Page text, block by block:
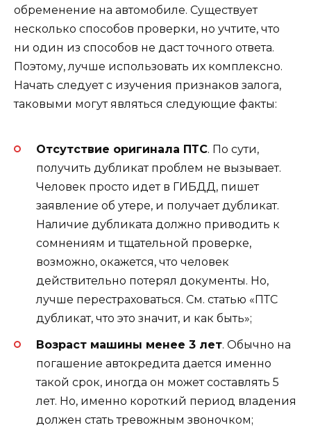
обременение на автомобиле. Существует
несколько способов проверки, но учтите, что
ни один из способов не даст точного ответа.
Поэтому, лучше использовать их комплексно.
Начать следует с изучения признаков залога,
таковыми могут являться следующие факты:
Отсутствие оригинала ПТС. По сути,
получить дубликат проблем не вызывает.
Человек просто идет в ГИБДД, пишет
заявление об утере, и получает дубликат.
Наличие дубликата должно приводить к
сомнениям и тщательной проверке,
возможно, окажется, что человек
действительно потерял документы. Но,
лучше перестраховаться. См. статью «ПТС
дубликат, что это значит, и как быть»;
Возраст машины менее 3 лет. Обычно на
погашение автокредита дается именно
такой срок, иногда он может составлять 5
лет. Но, именно короткий период владения
должен стать тревожным звоночком;